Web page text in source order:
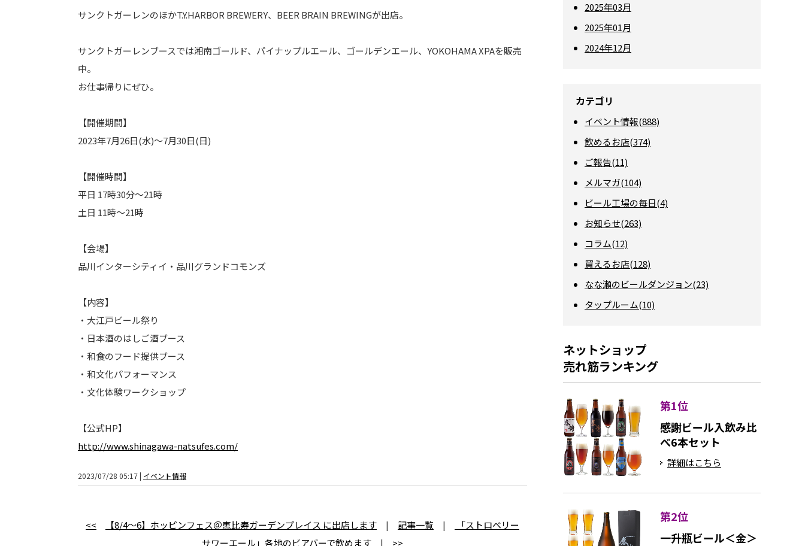
サンクトガーレンのほかT.Y.HARBOR BREWERY、BEER BRAIN BREWINGが出店。
サンクトガーレンブースでは湘南ゴールド、パイナップルエール、ゴールデンエール、YOKOHAMA XPAを販売
中。
お仕事帰りにぜひ。
【開催期間】
2023年7月26日(水)～7月30日(日)
【開催時間】
平日 17時30分～21時
土日 11時～21時
【会場】
品川インターシティイ・品川グランドコモンズ
【内容】
・大江戸ビール祭り
・日本酒のはしご酒ブース
・和食のフード提供ブース
・和文化パフォーマンス
・文化体験ワークショップ
【公式HP】
http://www.shinagawa-natsufes.com/
2023/07/28 05:17 | イベント情報
<< 【8/4～6】ホッピンフェス＠恵比寿ガーデンプレイス に出店します | 記事一覧 |
「ストロベリー
サワーエール」各地のビアバーで飲めます | >>
2025年03月
2025年01月
2024年12月
カテゴリ
イベント情報(888)
飲めるお店(374)
ご報告(11)
メルマガ(104)
ビール工場の毎日(4)
お知らせ(263)
コラム(12)
買えるお店(128)
なな瀬のビールダンジョン(23)
タップルーム(10)
ネットショップ
売れ筋ランキング
第1位
感謝ビール入飲み比
べ6本セット
詳細はこちら
第2位
一升瓶ビール＜金＞